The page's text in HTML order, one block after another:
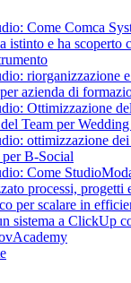
Come Comca
istinto e ha scoperto
riorganizzazione
azienda di
Ottimizzazione
Team per
ottimizzazione
B-Social
Come
processi, progetti
per scalare in
sistema a ClickUp